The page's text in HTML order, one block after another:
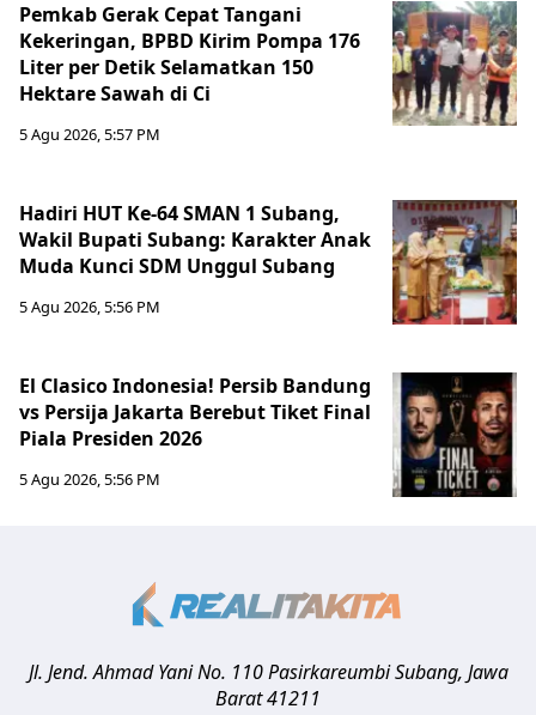
Pemkab Gerak Cepat Tangani
Kekeringan, BPBD Kirim Pompa 176
Liter per Detik Selamatkan 150
Hektare Sawah di Ci
5 Agu 2026, 5:57 PM
Hadiri HUT Ke-64 SMAN 1 Subang,
Wakil Bupati Subang: Karakter Anak
Muda Kunci SDM Unggul Subang
5 Agu 2026, 5:56 PM
El Clasico Indonesia! Persib Bandung
vs Persija Jakarta Berebut Tiket Final
Piala Presiden 2026
5 Agu 2026, 5:56 PM
Jl. Jend. Ahmad Yani No. 110 Pasirkareumbi Subang, Jawa
Barat41211